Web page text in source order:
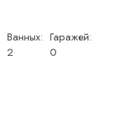
Ванных:
2
Гаражей:
0